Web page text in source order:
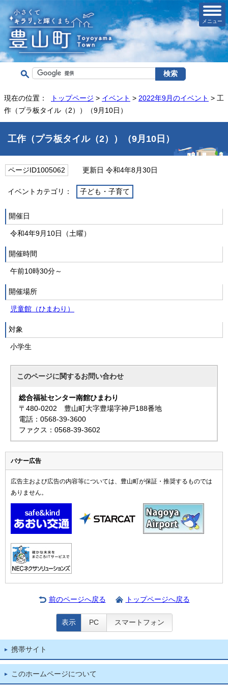
メニュー
現在の位置： トップページ > イベント > 2022年9月のイベント > 工
作（プラ板タイル（2））（9月10日）
工作（プラ板タイル（2））（9月10日）
ページID1005062 更新日 令和4年8月30日
イベントカテゴリ： 子ども・子育て
開催日
令和4年9月10日（土曜）
開催時間
午前10時30分～
開催場所
児童館（ひまわり）
対象
小学生
このページに関するお問い合わせ
総合福祉センター南館ひまわり
〒480-0202 豊山町大字豊場字神戸188番地
電話：0568-39-3600
ファクス：0568-39-3602
バナー広告
広告主および広告の内容等については、豊山町が保証・推奨するものでは
ありません。
前のページへ戻る トップページへ戻る
表示 PC スマートフォン
携帯サイト
このホームページについて